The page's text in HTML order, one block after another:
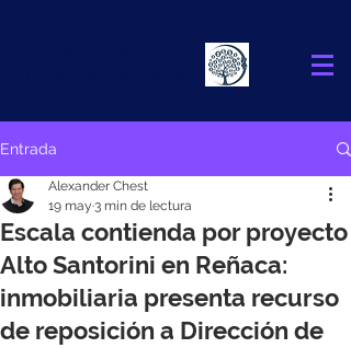
Entrada
Escala contienda por proyecto
Alto Santorini en Reñaca:
inmobiliaria presenta recurso
de reposición a Dirección de
Alexander Chest
19 may 3 min de lectura